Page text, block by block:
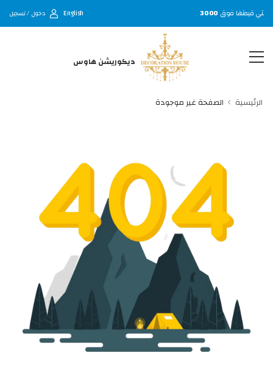
التي قيمتها فوق3000
English دخول / تسجيل
ديكوريشن هاوس
الرئيسية الصفحة غير موجودة